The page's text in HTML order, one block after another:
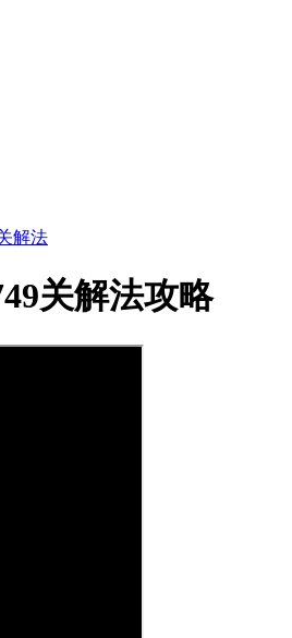
解法
关解法攻略